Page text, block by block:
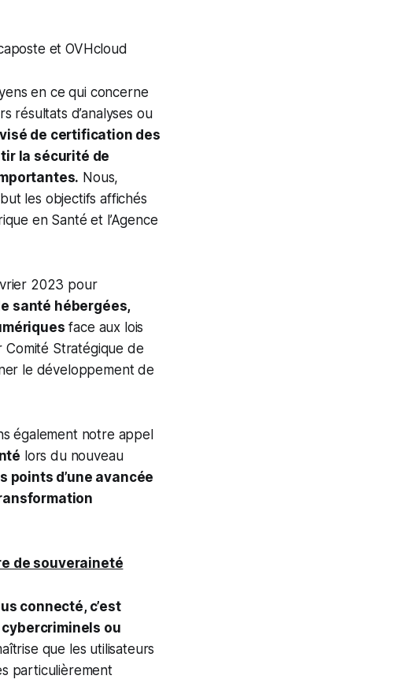
et OVHcloud
en ce qui concerne
résultats d’analyses ou
de certification des
la sécurité de
Nous,
les objectifs affichés
en Santé et l’Agence
2023 pour
santé hébergées,
face aux lois
Comité Stratégique de
le développement de
également notre appel
lors du nouveau
points d’une avancée
de souveraineté
connecté, c’est
ou
que les utilisateurs
particulièrement